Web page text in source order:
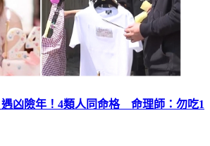
凶險年！4類人同命格 命理師：勿吃1